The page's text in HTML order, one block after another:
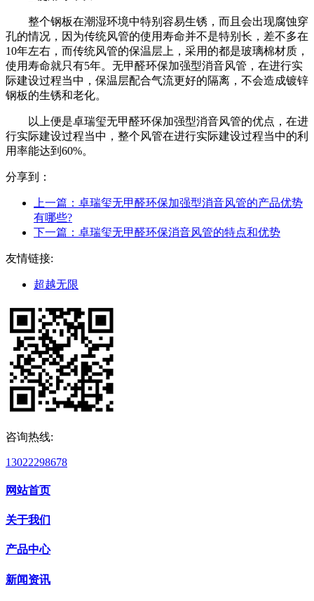
整个钢板在潮湿环境中特别容易生锈，而且会出现腐蚀穿
孔的情况，因为传统风管的使用寿命并不是特别长，差不多在
10年左右，而传统风管的保温层上，采用的都是玻璃棉材质，
使用寿命就只有5年。无甲醛环保加强型消音风管，在进行实
际建设过程当中，保温层配合气流更好的隔离，不会造成镀锌
钢板的生锈和老化。
以上便是卓瑞玺无甲醛环保加强型消音风管的优点，在进
行实际建设过程当中，整个风管在进行实际建设过程当中的利
用率能达到60%。
分享到：
上一篇： 卓瑞玺无甲醛环保加强型消音风管的产品优势
有哪些?
下一篇： 卓瑞玺无甲醛环保消音风管的特点和优势
友情链接:
超越无限
咨询热线:
13022298678
网站首页
关于我们
产品中心
新闻资讯